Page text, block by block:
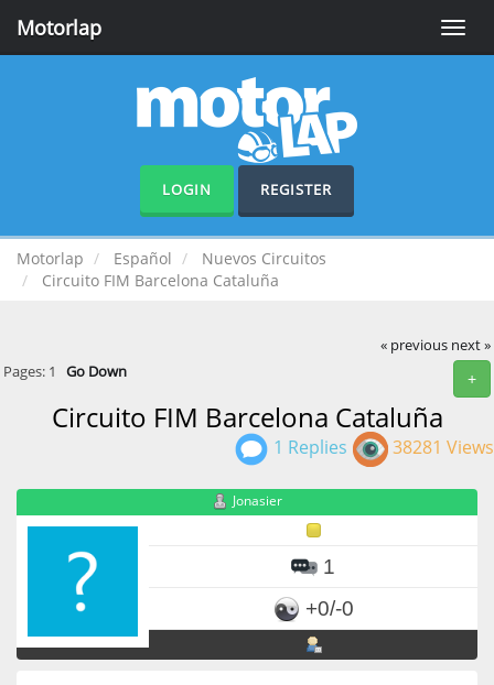
Toggle
Motorlap
LOGIN REGISTER
Motorlap Español
Nuevos Circuitos
Circuito FIM Barcelona Cataluña
« previous next »
+
Pages: 1 Go Down
Circuito FIM Barcelona Cataluña
1 Replies 38281 Views
Jonasier
1
+0/-0